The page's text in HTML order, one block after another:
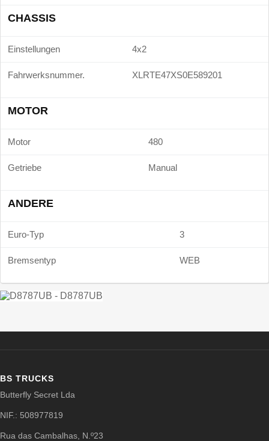
CHASSIS
Einstellungen 4x2
Fahrwerksnummer. XLRTE47XS0E589201
MOTOR
Motor 480
Getriebe Manual
ANDERE
Euro-Typ 3
Bremsentyp WEB
BS TRUCKS
Butterfly Secret Lda
NIF.: 508977819
Rua das Cambalhas, N.º23